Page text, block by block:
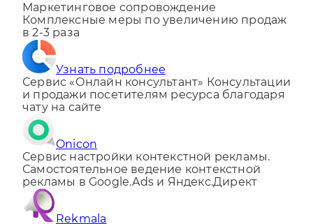
Маркетинговое сопровождение
Комплексные меры по увеличению продаж
в 2-3 раза
Узнать подробнее
Сервис «Онлайн консультант»Консультации
и продажи посетителям ресурса благодаря
чату на сайте
Onicon
Сервис настройки контекстной рекламы.
Самостоятельное ведение контекстной
рекламы в Google.Ads и Яндекс.Директ